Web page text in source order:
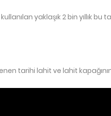
yaklaşık 2 bin yıllık
tarihi lahit ve lahit